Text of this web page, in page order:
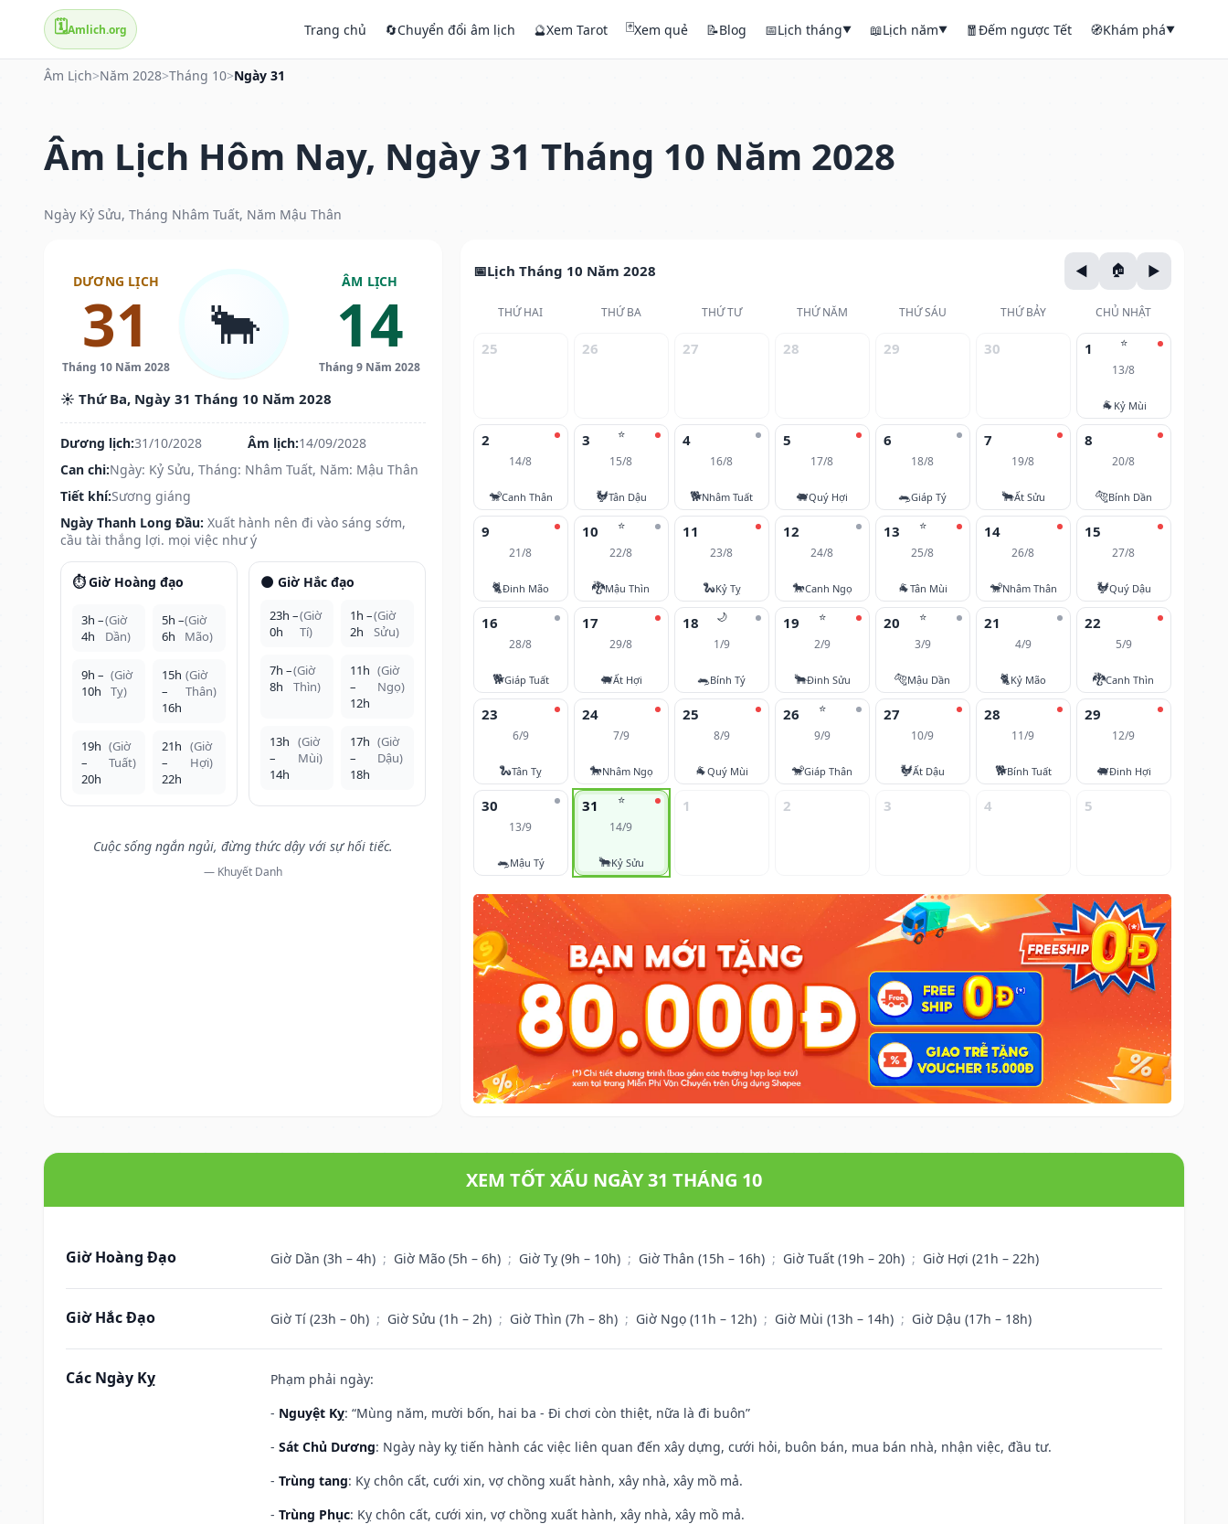
🗓️Amlich.org Trang chủ 🔄Chuyển đổi âm lịch 🔮Xem Tarot 🃏Xem quẻ 📝Blog 📅Lịch tháng▼ 📖Lịch năm▼ 🧧Đếm ngược Tết 🧭Khám phá▼
Âm Lịch>Năm 2028>Tháng 10>Ngày 31
Âm Lịch Hôm Nay, Ngày 31 Tháng 10 Năm 2028
Ngày Kỷ Sửu, Tháng Nhâm Tuất, Năm Mậu Thân
DƯƠNG LỊCH
31
Tháng 10 Năm 2028
🐂
ÂM LỊCH
14
Tháng 9 Năm 2028
☀️ Thứ Ba, Ngày 31 Tháng 10 Năm 2028
Dương lịch:31/10/2028 Âm lịch:14/09/2028
Can chi:Ngày: Kỷ Sửu, Tháng: Nhâm Tuất, Năm: Mậu Thân
Tiết khí:Sương giáng
Ngày Thanh Long Đầu: Xuất hành nên đi vào sáng sớm,
cầu tài thắng lợi. mọi việc như ý
⏱️ Giờ Hoàng đạo
3h –
4h
(Giờ
Dần)
5h –
6h
(Giờ
Mão)
9h –
10h
(Giờ
Tỵ)
15h
–
16h
(Giờ
Thân)
19h
–
20h
(Giờ
Tuất)
21h
–
22h
(Giờ
Hợi)
🌑 Giờ Hắc đạo
23h –
0h
(Giờ
Tí)
1h –
2h
(Giờ
Sửu)
7h –
8h
(Giờ
Thìn)
11h
–
12h
(Giờ
Ngọ)
13h
–
14h
(Giờ
Mùi)
17h
–
18h
(Giờ
Dậu)
Cuộc sống ngắn ngủi, đừng thức dậy với sự hối tiếc.
— Khuyết Danh
Lịch Tháng 10 Năm 2028
THỨ HAI THỨ BA THỨ TƯ THỨ NĂM THỨ SÁU THỨ BẢY CHỦ NHẬT
25 26 27 28 29 30 ⭐
1
13/8
🐐 Kỷ Mùi
2
14/8
🐒Canh Thân
⭐
3
15/8
🐓Tân Dậu
4
16/8
🐕Nhâm Tuất
5
17/8
🐖Quý Hợi
6
18/8
🐀Giáp Tý
7
19/8
🐂Ất Sửu
8
20/8
🐅Bính Dần
9
21/8
🐈Đinh Mão
⭐
10
22/8
🐉Mậu Thìn
11
23/8
🐍Kỷ Tỵ
12
24/8
🐎Canh Ngọ
⭐
13
25/8
🐐Tân Mùi
14
26/8
🐒Nhâm Thân
15
27/8
🐓Quý Dậu
16
28/8
🐕Giáp Tuất
17
29/8
🐖Ất Hợi
🌙
18
1/9
🐀Bính Tý
⭐
19
2/9
🐂Đinh Sửu
⭐
20
3/9
🐅Mậu Dần
21
4/9
🐈Kỷ Mão
22
5/9
🐉Canh Thìn
23
6/9
🐍Tân Tỵ
24
7/9
🐎Nhâm Ngọ
25
8/9
🐐Quý Mùi
⭐
26
9/9
🐒Giáp Thân
27
10/9
🐓Ất Dậu
28
11/9
🐕Bính Tuất
29
12/9
🐖Đinh Hợi
30
13/9
🐀Mậu Tý
⭐
31
14/9
🐂Kỷ Sửu
1 2 3 4 5
XEM TỐT XẤU NGÀY 31 THÁNG 10
Giờ Hoàng Đạo Giờ Dần (3h – 4h) ; Giờ Mão (5h – 6h) ; Giờ Tỵ (9h – 10h) ; Giờ Thân (15h – 16h) ; Giờ Tuất (19h – 20h) ; Giờ Hợi (21h – 22h)
Giờ Hắc Đạo Giờ Tí (23h – 0h) ; Giờ Sửu (1h – 2h) ; Giờ Thìn (7h – 8h) ; Giờ Ngọ (11h – 12h) ; Giờ Mùi (13h – 14h) ; Giờ Dậu (17h – 18h)
Các Ngày Kỵ
Phạm phải ngày:
- Nguyệt Kỵ: “Mùng năm, mười bốn, hai ba - Đi chơi còn thiệt, nữa là đi buôn”
- Sát Chủ Dương: Ngày này kỵ tiến hành các việc liên quan đến xây dựng, cưới hỏi, buôn bán, mua bán nhà, nhận việc, đầu tư.
- Trùng tang: Kỵ chôn cất, cưới xin, vợ chồng xuất hành, xây nhà, xây mồ mả.
- Trùng Phục: Kỵ chôn cất, cưới xin, vợ chồng xuất hành, xây nhà, xây mồ mả.